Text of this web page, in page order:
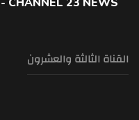
القناة الثالثة والعشرون